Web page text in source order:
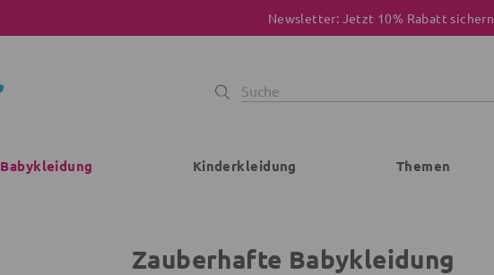
Newsletter: Jetzt 10% Rabatt sichern
Babykleidung Kinderkleidung Themen
Zauberhafte Babykleidung